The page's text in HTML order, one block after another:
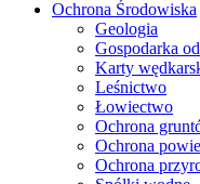
Ochrona Środowiska
Geologia
Gospodarka
Karty
Leśnictwo
Łowiectwo
Ochrona
Ochrona
Ochrona